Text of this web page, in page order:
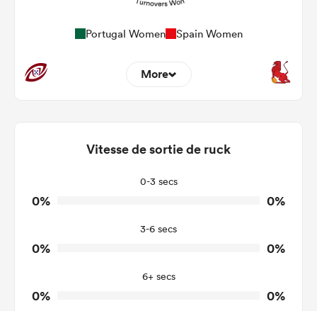
Portugal Women Spain Women
More
Tackles Made
Tackles Missed
0
0
0
0
Tackle Offload Allowed
Vitesse de sortie de ruck
0-3 secs
0% 0%
3-6 secs
0% 0%
6+ secs
0% 0%